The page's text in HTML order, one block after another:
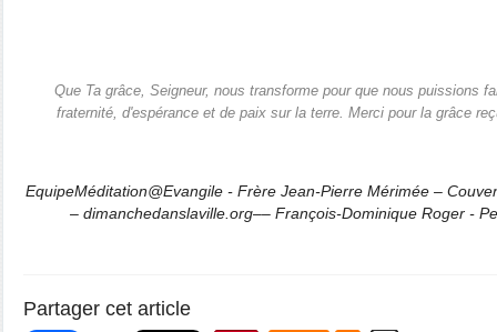
Que Ta grâce, Seigneur, nous transforme pour que nous puissions
fraternité, d'espérance et de paix sur la terre. Merci pour la grâce
EquipeMéditation@Evangile - Frère Jean-Pierre Mérimée –
– dimanchedanslaville.org–– François-Dominique Roger -
Partager cet article